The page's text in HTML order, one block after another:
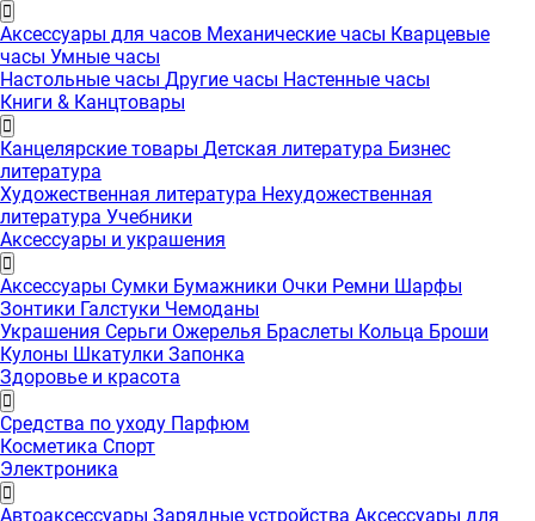
Аксессуары для часов Механические часы Кварцевые
часы Умные часы
Настольные часы Другие часы Настенные часы
Книги & Канцтовары
Канцелярские товары Детская литература Бизнес
литература
Художественная литература Нехудожественная
литература Учебники
Аксессуары и украшения
Аксессуары Сумки Бумажники Очки Ремни Шарфы
Зонтики Галстуки Чемоданы
Украшения Серьги Ожерелья Браслеты Кольца Броши
Кулоны Шкатулки Запонка
Здоровье и красота
Средства по уходу Парфюм
Косметика Спорт
Электроника
Автоаксессуары Зарядные устройства Аксессуары для